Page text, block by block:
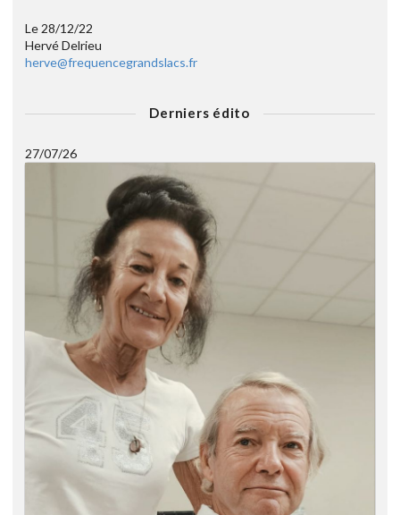
Le 28/12/22
Hervé Delrieu
herve@frequencegrandslacs.fr
Derniers édito
27/07/26